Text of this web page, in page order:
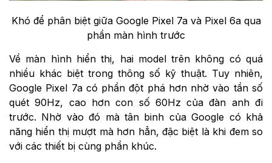
Khó để phân biệt giữa Google Pixel 7a và Pixel 6a qua
phần màn hình trước
Về màn hình hiển thị, hai model trên không có quá
nhiều khác biệt trong thông số kỹ thuật. Tuy nhiên,
Google Pixel 7a có phần đột phá hơn nhờ vào tần số
quét 90Hz, cao hơn con số 60Hz của đàn anh đi
trước. Nhờ vào đó mà tân binh của Google có khả
năng hiển thị mượt mà hơn hẳn, đặc biệt là khi đem so
với các thiết bị cùng phần khúc.